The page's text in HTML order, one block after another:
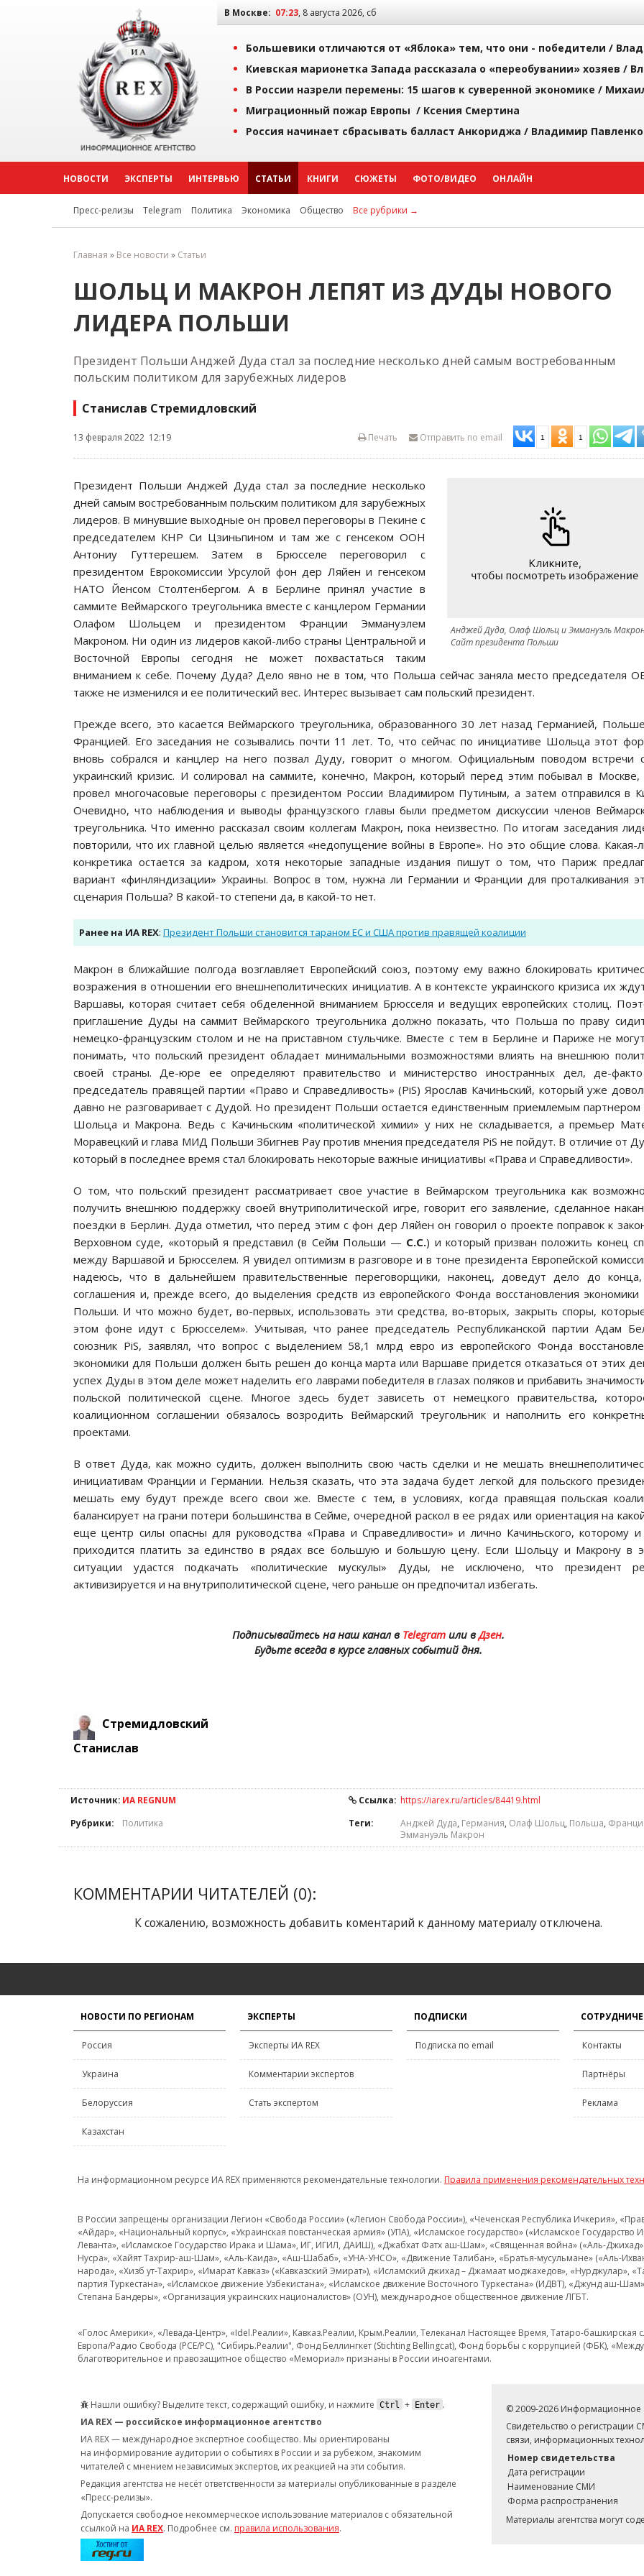
В Москве: 07:23, 8 августа 2026, сб
Большевики отличаются от «Яблока» тем, что они - победители /
Киевская марионетка Запада рассказала о «переобувании» хозяев /
В России назрели перемены: 15 шагов к суверенной экономике /
Миграционный пожар Европы / Ксения Смертина
Россия начинает сбрасывать балласт Анкориджа / Владимир Павленко
НОВОСТИ ЭКСПЕРТЫ ИНТЕРВЬЮ СТАТЬИ КНИГИ СЮЖЕТЫ ФОТО/ВИДЕО ОНЛАЙН
Пресс-релизы Telegram Политика Экономика Общество Все рубрики →
Главная » Все новости » Статьи
ШОЛЬЦ И МАКРОН ЛЕПЯТ ИЗ ДУДЫ НОВОГО
ЛИДЕРА ПОЛЬШИ
Президент Польши Анджей Дуда стал за последние несколько дней самым востребованным
польским политиком для зарубежных лидеров
Станислав Стремидловский
13 февраля 2022 12:19 Отправить по email 1 1
Печать
Анджей Дуда, Олаф Шольц и Эммануэль
Сайт президента Польши
Президент Польши Анджей Дуда стал за последние несколько
дней самым востребованным польским политиком для зарубежных
лидеров. В минувшие выходные он провел переговоры в Пекине с
председателем КНР Си Цзиньпином и там же с генсеком ООН
Антониу Гуттерешем. Затем в Брюсселе переговорил с
президентом Еврокомиссии Урсулой фон дер Ляйен и генсеком
НАТО Йенсом Столтенбергом. А в Берлине принял участие в
саммите Веймарского треугольника вместе с канцлером Германии
Олафом Шольцем и президентом Франции Эммануэлем
Макроном. Ни один из лидеров какой-либо страны Центральной и
Восточной Европы сегодня не может похвастаться таким
вниманием к себе. Почему Дуда? Дело явно не в том, что Польша сейчас заняла место председателя
также не изменился и ее политический вес. Интерес вызывает сам польский президент.
Прежде всего, это касается Веймарского треугольника, образованного 30 лет назад Германией,
Францией. Его заседания не созывались почти 11 лет. То, что сейчас по инициативе Шольца этот
вновь собрался и канцлер на него позвал Дуду, говорит о многом. Официальным поводом встречи
украинский кризис. И солировал на саммите, конечно, Макрон, который перед этим побывал в Москве,
провел многочасовые переговоры с президентом России Владимиром Путиным, а затем отправился в
Очевидно, что наблюдения и выводы французского главы были предметом дискуссии членов
треугольника. Что именно рассказал своим коллегам Макрон, пока неизвестно. По итогам заседания
повторили, что их главной целью является «недопущение войны в Европе». Но это общие слова. Какая-
конкретика остается за кадром, хотя некоторые западные издания пишут о том, что Париж
вариант «финляндизации» Украины. Вопрос в том, нужна ли Германии и Франции для проталкивания
сценария Польша? В какой-то степени да, в какой-то нет.
Ранее на ИА REX: Президент Польши становится тараном ЕС и США против правящей коалиции
Макрон в ближайшие полгода возглавляет Европейский союз, поэтому ему важно блокировать
возражения в отношении его внешнеполитических инициатив. А в контексте украинского кризиса их
Варшавы, которая считает себя обделенной вниманием Брюсселя и ведущих европейских столиц.
приглашение Дуды на саммит Веймарского треугольника должно показать, что Польша по праву
немецко-французским столом и не на приставном стульчике. Вместе с тем в Берлине и Париже не
понимать, что польский президент обладает минимальными возможностями влиять на внешнюю
своей страны. Де-юре ее определяют правительство и министерство иностранных дел, де-
председатель правящей партии «Право и Справедливость» (PiS) Ярослав Качиньский, который уже
давно не разговаривает с Дудой. Но президент Польши остается единственным приемлемым партнером
Шольца и Макрона. Ведь с Качиньским «политической химии» у них не складывается, а премьер
Моравецкий и глава МИД Польши Збигнев Рау против мнения председателя PiS не пойдут. В отличие от
который в последнее время стал блокировать некоторые важные инициативы «Права и Справедливости».
О том, что польский президент рассматривает свое участие в Веймарском треугольника как
получить внешнюю поддержку своей внутриполитической игре, говорит его заявление, сделанное
поездки в Берлин. Дуда отметил, что перед этим с фон дер Ляйен он говорил о проекте поправок к
Верховном суде, «который я представил (в Сейм Польши — С.С.) и который призван положить конец
между Варшавой и Брюсселем. Я увидел оптимизм в разговоре и в тоне президента Европейской
надеюсь, что в дальнейшем правительственные переговорщики, наконец, доведут дело до
соглашения и, прежде всего, до выделения средств из европейского Фонда восстановления экономики
Польши. И что можно будет, во-первых, использовать эти средства, во-вторых, закрыть споры,
этом фоне идут с Брюсселем». Учитывая, что ранее председатель Республиканской партии Адам
союзник PiS, заявлял, что вопрос с выделением 58,1 млрд евро из европейского Фонда
экономики для Польши должен быть решен до конца марта или Варшаве придется отказаться от этих
успех Дуды в этом деле может наделить его лаврами победителя в глазах поляков и прибавить
польской политической сцене. Многое здесь будет зависеть от немецкого правительства,
коалиционном соглашении обязалось возродить Веймарский треугольник и наполнить его
проектами.
В ответ Дуда, как можно судить, должен выполнить свою часть сделки и не мешать
инициативам Франции и Германии. Нельзя сказать, что эта задача будет легкой для польского
мешать ему будут прежде всего свои же. Вместе с тем, в условиях, когда правящая польская
балансирует на грани потери большинства в Сейме, очередной раскол в ее рядах или ориентация на
еще центр силы опасны для руководства «Права и Справедливости» и лично Качиньского, которому и
приходится платить за единство в рядах все большую и большую цену. Если Шольцу и Макрону в
ситуации удастся подкачать «политические мускулы» Дуды, не исключено, что президент
активизируется и на внутриполитической сцене, чего раньше он предпочитал избегать.
Подписывайтесь на наш канал в Telegramили вДзен.
Будьте всегда в курсе главных событий дня.
Стремидловский
Станислав
Источник: ИА REGNUM Ссылка: https://iarex.ru/articles/84419.html
Рубрики:
Политика Теги: Анджей Дуда, Германия, Олаф Шольц, Польша,
Эммануэль Макрон
КОММЕНТАРИИ ЧИТАТЕЛЕЙ (0):
К сожалению, возможность добавить коментарий к данному материалу отключена.
НОВОСТИ ПО РЕГИОНАМ
Россия
Украина
Белоруссия
Казахстан
ЭКСПЕРТЫ
Эксперты ИА REX
Комментарии экспертов
Стать экспертом
ПОДПИСКИ
Подписка по email Контакты
Партнёры
Реклама
На информационном ресурсе ИА REX применяются рекомендательные технологии. Правила применения рекомендательных
В России запрещены организации Легион «Свобода России» («Легион Свобода России»), «Чеченская Республика Ичкерия»,
«Айдар», «Национальный корпус», «Украинская повстанческая армия» (УПА), «Исламское государство» («Исламское
Леванта», «Исламское Государство Ирака и Шама», ИГ, ИГИЛ, ДАИШ), «Джабхат Фатх аш-Шам», «Священная война» («Аль-Джихад»
Нусра», «Хайят Тахрир-аш-Шам», «Аль-Каида», «Аш-Шабаб», «УНА-УНСО», «Движение Талибан», «Братья-мусульмане» («Аль-
народа», «Хизб ут-Тахрир», «Имарат Кавказ» («Кавказский Эмират»), «Исламский джихад – Джамаат моджахедов», «Нурджулар»,
партия Туркестана», «Исламское движение Узбекистана», «Исламское движение Восточного Туркестана» (ИДВТ), «Джунд аш-
Степана Бандеры», «Организация украинских националистов» (ОУН), международное общественное движение ЛГБТ.
«Голос Америки», «Левада-Центр», «Idel.Реалии», Кавказ.Реалии, Крым.Реалии, Телеканал Настоящее Время, Татаро-
Европа/Радио Свобода (PCE/PC), "Сибирь.Реалии", Фонд Беллингкет (Stichting Bellingcat), Фонд борьбы с коррупцией (ФБК),
благотворительное и правозащитное общество «Мемориал» признаны в России иноагентами.
Нашли ошибку? Выделите текст, содержащий ошибку, и нажмите Ctrl + Enter .
ИА REX — российское информационное агентство
ИА REX — международное экспертное сообщество. Мы ориентированы
на информирование аудитории о событиях в России и за рубежом, знакомим
читателей с мнением независимых экспертов, их реакцией на эти события.
Редакция агентства не несёт ответственности за материалы опубликованные в разделе
«Пресс-релизы».
Допускается свободное некоммерческое использование материалов с обязательной
ссылкой на ИА REX. Подробнее см. правила использования.
© 2009-2026 Информационное
Свидетельство о
связи, информационных
Номер свидетельства
Дата регистрации
Наименование СМИ
Форма распространения
Материалы агентства могут